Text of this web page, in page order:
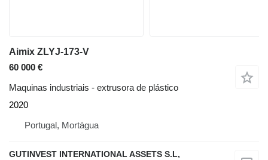
Aimix ZLYJ-173-V
60 000 €
Maquinas industriais - extrusora de plástico
2020
Portugal, Mortágua
GUTINVEST INTERNATIONAL ASSETS S.L,